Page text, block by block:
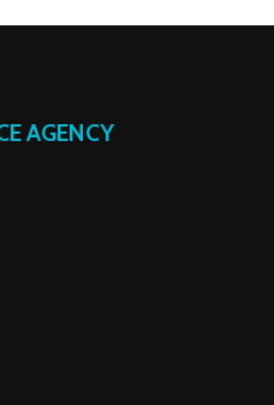
AGENCY